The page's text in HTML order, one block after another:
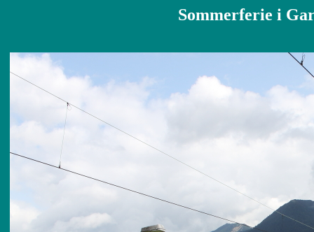
Sommerferie i